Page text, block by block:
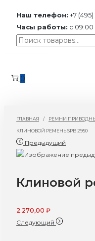
Наш телефон: +7
Часы работы: с
Поиск:>
к
к
0
ГЛАВНАЯ / РЕМНИ ПРИВОДНЫЕ
КЛИНОВОЙ РЕМЕНЬ SPB 2950
Предыдущий
Клиновой
2.270,00 ₽
Следующий